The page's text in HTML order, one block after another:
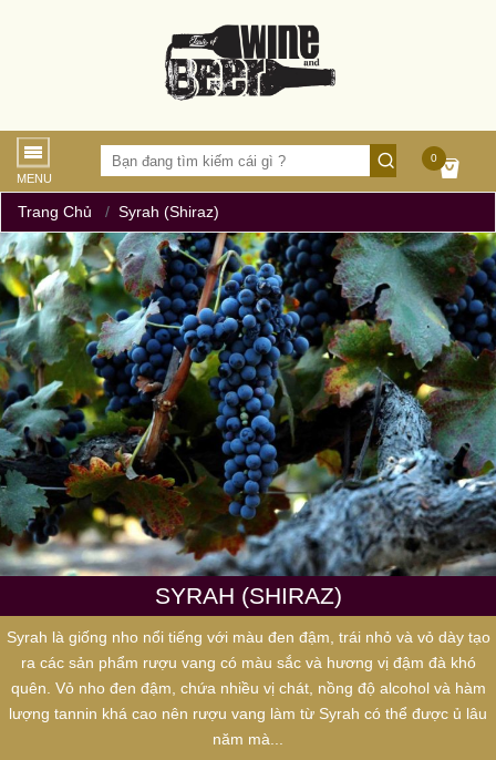
MENU
0
Trang Chủ Syrah (shiraz)
SYRAH (SHIRAZ)
Syrah là giống nho nổi tiếng với màu đen đậm, trái nhỏ và vỏ dày tạo
ra các sản phẩm rượu vang có màu sắc và hương vị đậm đà khó
quên. Vỏ nho đen đậm, chứa nhiều vị chát, nồng độ alcohol và hàm
lượng tannin khá cao nên rượu vang làm từ Syrah có thể được ủ lâu
năm mà...